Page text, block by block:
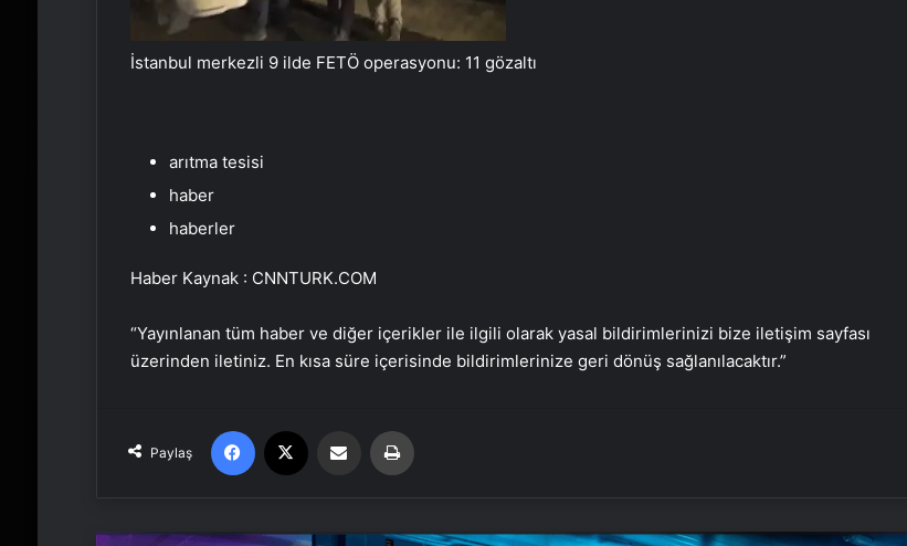
İstanbul merkezli 9 ilde FETÖ operasyonu: 11 gözaltı
arıtma tesisi
haber
haberler
Haber Kaynak : CNNTURK.COM
“Yayınlanan tüm haber ve diğer içerikler ile ilgili olarak yasal bildirimlerinizi bize iletişim sayfası
üzerinden iletiniz. En kısa süre içerisinde bildirimlerinize geri dönüş sağlanılacaktır.”
Paylaş
Facebook Email'den paylaş
Serjoy : Dijital Medya Ajansı, Google